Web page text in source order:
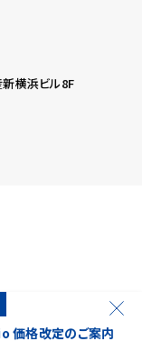
横浜ビル8F
格改定のご案内